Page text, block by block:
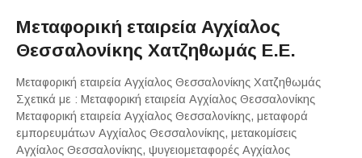
Μεταφορική εταιρεία Αγχίαλος
Θεσσαλονίκης Χατζηθωμάς Ε.Ε.
Μεταφορική εταιρεία Αγχίαλος Θεσσαλονίκης Χατζηθωμάς
Σχετικά με : Μεταφορική εταιρεία Αγχίαλος Θεσσαλονίκης
Μεταφορική εταιρεία Αγχίαλος Θεσσαλονίκης, μεταφορά
εμπορευμάτων Αγχίαλος Θεσσαλονίκης, μετακομίσεις
Αγχίαλος Θεσσαλονίκης, ψυγειομεταφορές Αγχίαλος